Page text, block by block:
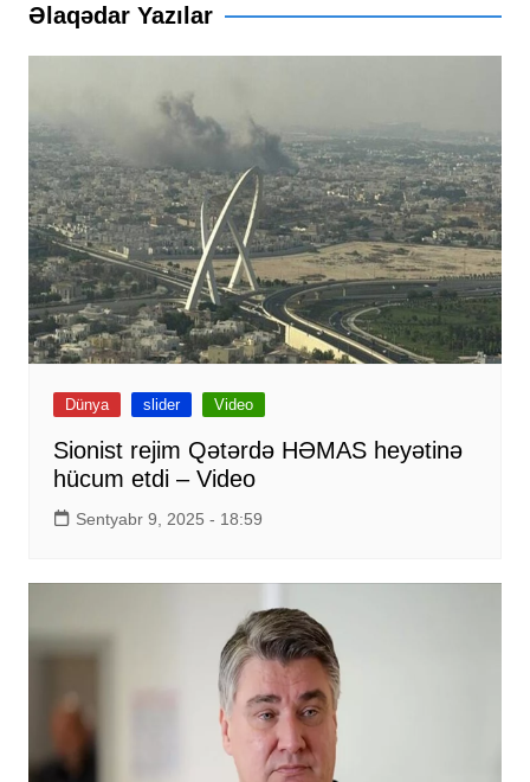
Əlaqədar Yazılar
Dünya slider Video
Sionist rejim Qətərdə HƏMAS heyətinə
hücum etdi – Video
Sentyabr 9, 2025 - 18:59